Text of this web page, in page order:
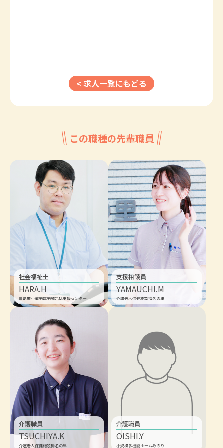
< 求人一覧にもどる
この職種の先輩職員
社会福祉士
HARA.H
三島市中郷地区地域包括支援センター
支援相談員
YAMAUCHI.M
介護老人保健施設梅名の里
介護職員
TSUCHIYA.K
介護老人保健施設梅名の里
介護職員
OISHI.Y
小規模多機能ホームみのり